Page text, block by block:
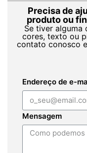
Precisa de
produto ou
Se tiver alguma
cores, texto ou
contato conosco
Endereço de e-
Mensagem